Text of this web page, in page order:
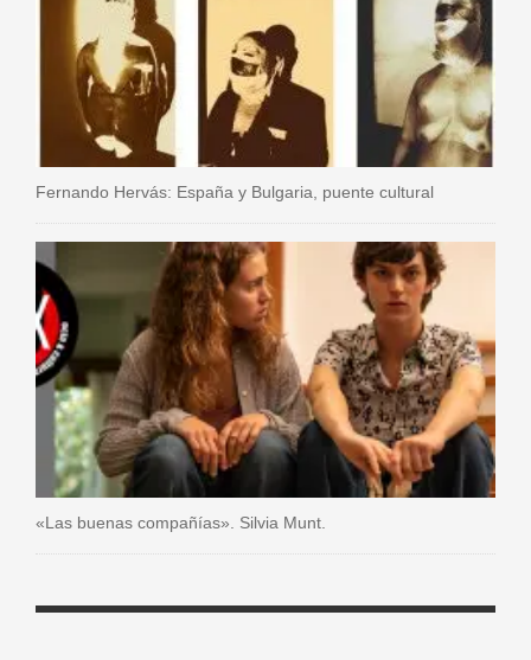
Fernando Hervás: España y Bulgaria, puente cultural
«Las buenas compañías». Silvia Munt.